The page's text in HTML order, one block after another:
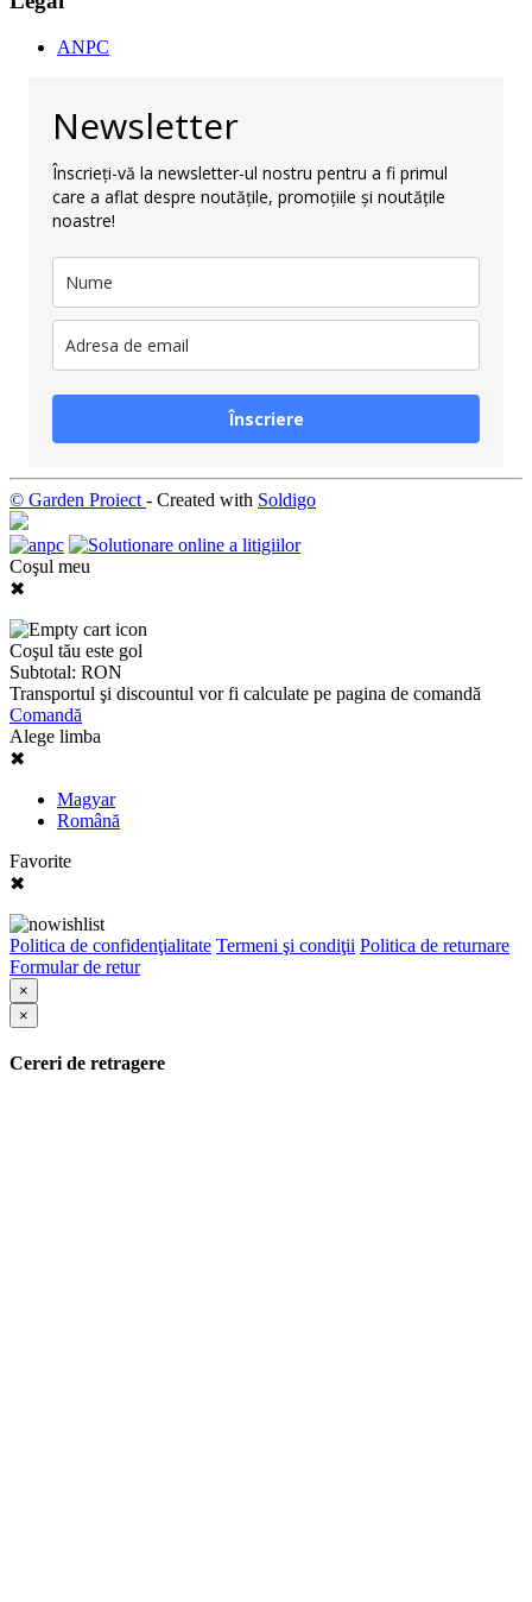
ANPC
Newsletter
Înscrieți-vă la newsletter-ul nostru pentru a fi primul
care a aflat despre noutățile, promoțiile și noutățile
noastre!
Înscriere
© Garden Proiect - Created with Soldigo
Coşul meu
✖
Coşul tău este gol
Subtotal: RON
Transportul şi discountul vor fi calculate pe pagina de comandă
Comandă
Alege limba
✖
Magyar
Română
Favorite
✖
Politica de confidenţialitate Termeni şi condiţii Politica de returnare
Formular de retur
×
×
Cereri de retragere